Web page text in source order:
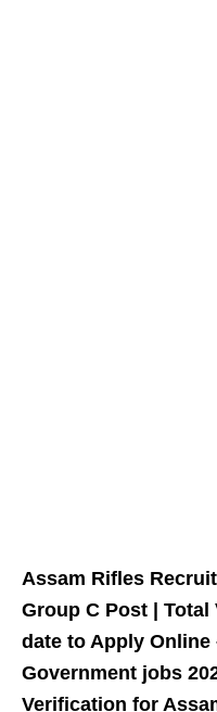
Assam Rifles
Group C Post | Total
date to Apply Online
Government jobs
Verification for